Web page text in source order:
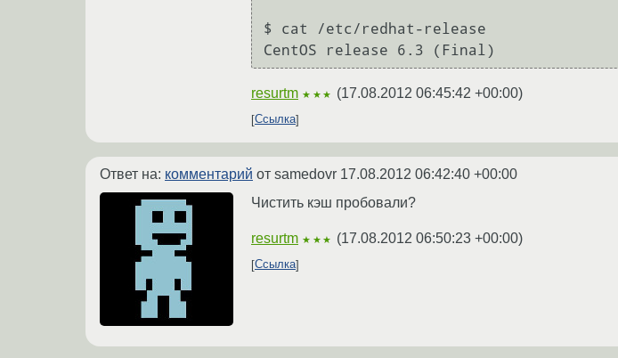
$ cat /etc/redhat-release
resurtm ★★★ (17.08.2012 06:45:42 +00:00)
Ссылка
Ответ на: комментарий от samedovr 17.08.2012 06:42:40 +00:00
Чистить кэш пробовали?
resurtm ★★★ (17.08.2012 06:50:23 +00:00)
Ссылка